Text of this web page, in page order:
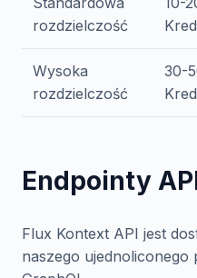
rozdzielczość
Wysoka
rozdzielczość
30-
Endpointy
Flux Kontext API jest
naszego